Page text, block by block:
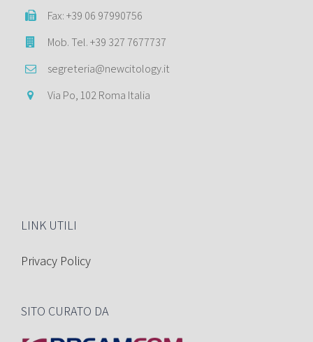
Fax: +39 06 97990756
Mob. Tel. +39 327 7677737
segreteria@newcitology.it
Via Po, 102 Roma Italia
LINK UTILI
Privacy Policy
SITO CURATO DA